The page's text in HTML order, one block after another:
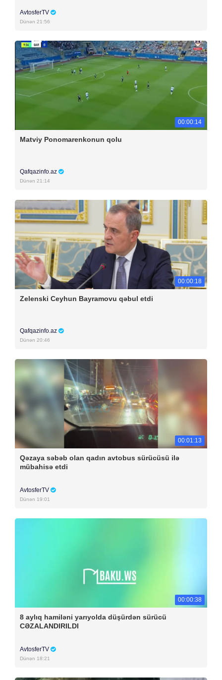
AvtosferTV
Dünən 21:56
00:00:14
Matviy Ponomarenkonun qolu
Qafqazinfo.az
Dünən 21:14
00:00:18
Zelenski Ceyhun Bayramovu qəbul etdi
Qafqazinfo.az
Dünən 20:46
00:01:13
Qəzaya səbəb olan qadın avtobus sürücüsü ilə
mübahisə etdi
AvtosferTV
Dünən 19:01
00:00:38
8 aylıq hamiləni yarıyolda düşürdən sürücü
CƏZALANDIRILDI
AvtosferTV
Dünən 18:21